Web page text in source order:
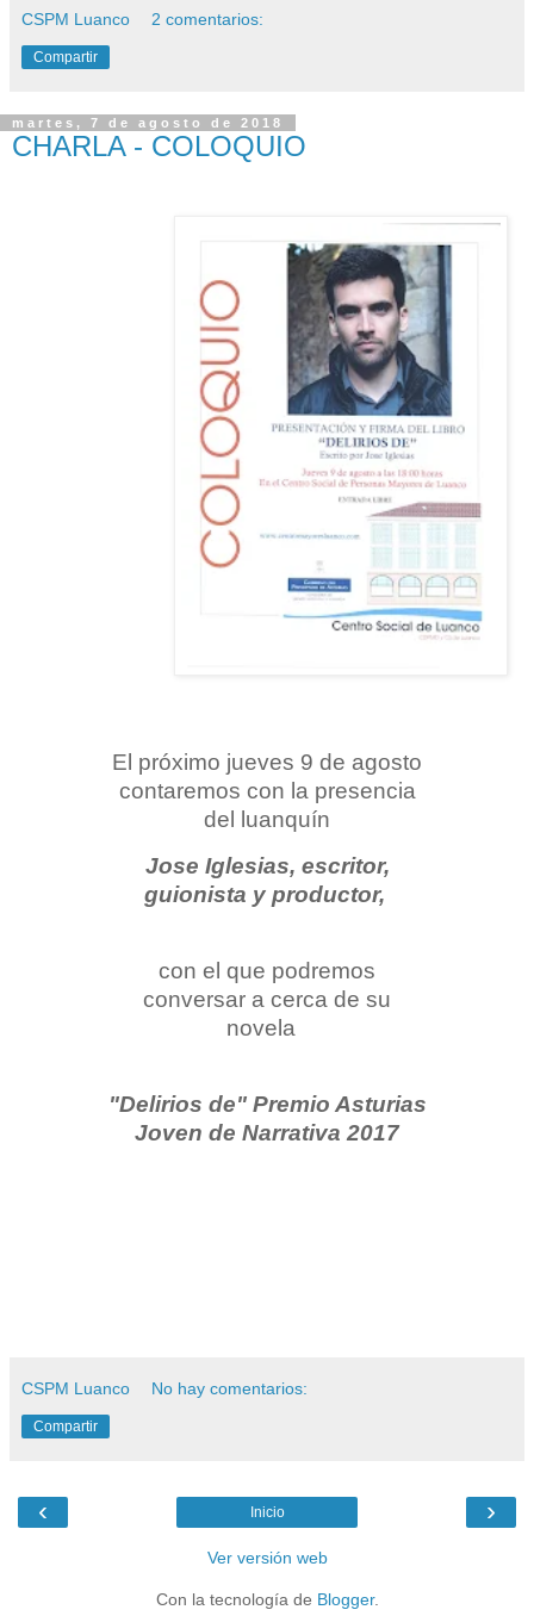
CSPM Luanco 2 comentarios:
Compartir
martes, 7 de agosto de 2018
CHARLA - COLOQUIO
El próximo jueves 9 de agosto
contaremos con la presencia
del luanquín
Jose Iglesias, escritor,
guionista y productor,
con el que podremos
conversar a cerca de su
novela
"Delirios de" Premio Asturias
Joven de Narrativa 2017
CSPM Luanco No hay comentarios:
Compartir
‹ ›
Inicio
Ver versión web
Con la tecnología de Blogger.